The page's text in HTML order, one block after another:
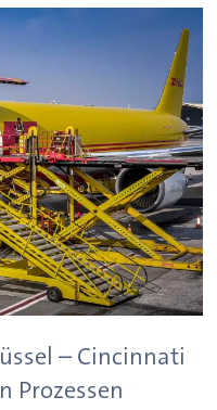
– Cincinnati
Prozessen